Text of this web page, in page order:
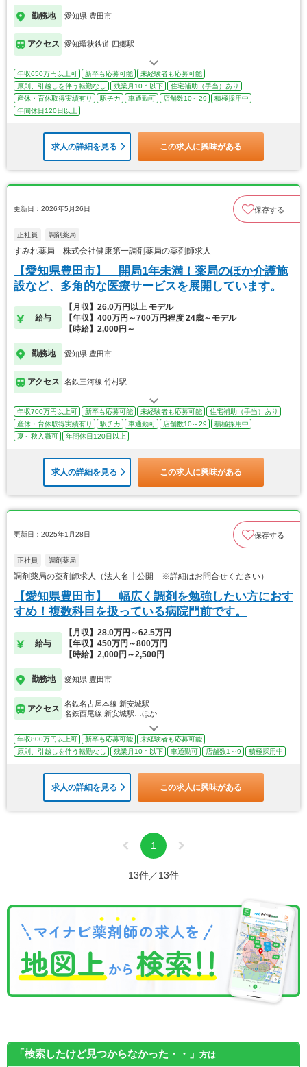
勤務地 愛知県 豊田市
アクセス 愛知環状鉄道 四郷駅
年収650万円以上可 新卒も応募可能
未経験者も応募可能
原則、引越しを伴う転勤なし
残業月10ｈ以下
住宅補助（手当）あり
産休・育休取得実績有り
駅チカ 車通勤可 店舗数10～29
積極採用中
年間休日120日以上
求人の詳細を見る この求人に興味がある
更新日：2026年5月26日 保存する
正社員 調剤薬局
すみれ薬局 株式会社健康第一調剤薬局の薬剤師求人
【愛知県豊田市】 開局1年未満！薬局のほか介護施
設など、多角的な医療サービスを展開しています。
給与
【月収】26.0万円以上 モデル
【年収】400万円～700万円程度 24歳～モデル
【時給】2,000円～
勤務地 愛知県 豊田市
アクセス 名鉄三河線 竹村駅
年収700万円以上可 新卒も応募可能 未経験者も応募可能
住宅補助（手当）あり
産休・育休取得実績有り
駅チカ 車通勤可 店舗数10～29
積極採用中
夏～秋入職可
年間休日120日以上
求人の詳細を見る この求人に興味がある
更新日：2025年1月28日 保存する
正社員 調剤薬局
調剤薬局の薬剤師求人（法人名非公開 ※詳細はお問合せください）
【愛知県豊田市】 幅広く調剤を勉強したい方におす
すめ！複数科目を扱っている病院門前です。
給与
【月収】28.0万円～62.5万円
【年収】450万円～800万円
【時給】2,000円～2,500円
勤務地 愛知県 豊田市
アクセス
名鉄名古屋本線 新安城駅
名鉄西尾線 新安城駅…ほか
年収800万円以上可 新卒も応募可能
未経験者も応募可能
原則、引越しを伴う転勤なし
残業月10ｈ以下 車通勤可 店舗数1～9 積極採用中
求人の詳細を見る この求人に興味がある
1
13件／13件
「検索したけど見つからなかった・・」 方は